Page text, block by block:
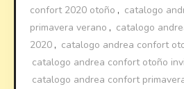
confort 2020 otoño , catalogo
primavera verano , catalogo
2020 , catalogo andrea confort
catalogo andrea confort otoño
catalogo andrea confort